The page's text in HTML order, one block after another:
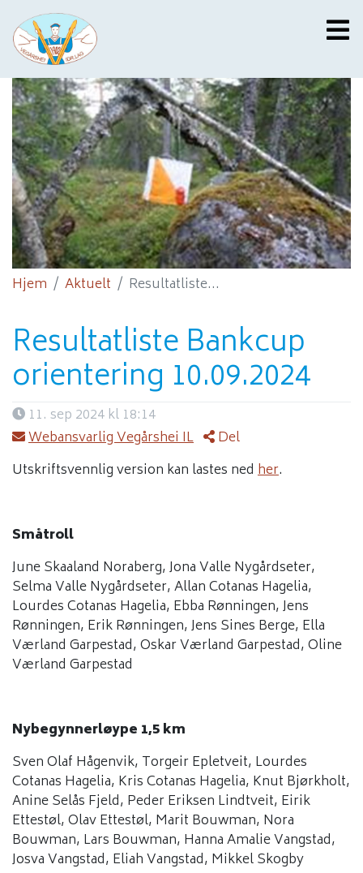
Hjem Aktuelt Resultatliste...
Resultatliste Bankcup
orientering 10.09.2024
11. sep 2024 kl 18:14
Webansvarlig Vegårshei IL
Del
Utskriftsvennlig version kan lastes ned her.
Småtroll
June Skaaland Noraberg, Jona Valle Nygårdseter,
Selma Valle Nygårdseter, Allan Cotanas Hagelia,
Lourdes Cotanas Hagelia, Ebba Rønningen, Jens
Rønningen, Erik Rønningen, Jens Sines Berge, Ella
Værland Garpestad, Oskar Værland Garpestad, Oline
Værland Garpestad
Nybegynnerløype 1,5 km
Sven Olaf Hågenvik, Torgeir Epletveit, Lourdes
Cotanas Hagelia, Kris Cotanas Hagelia, Knut Bjørkholt,
Anine Selås Fjeld, Peder Eriksen Lindtveit, Eirik
Ettestøl, Olav Ettestøl, Marit Bouwman, Nora
Bouwman, Lars Bouwman, Hanna Amalie Vangstad,
Josva Vangstad, Eliah Vangstad, Mikkel Skogby